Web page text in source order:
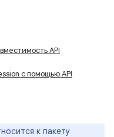
API
с помощью API
к пакету